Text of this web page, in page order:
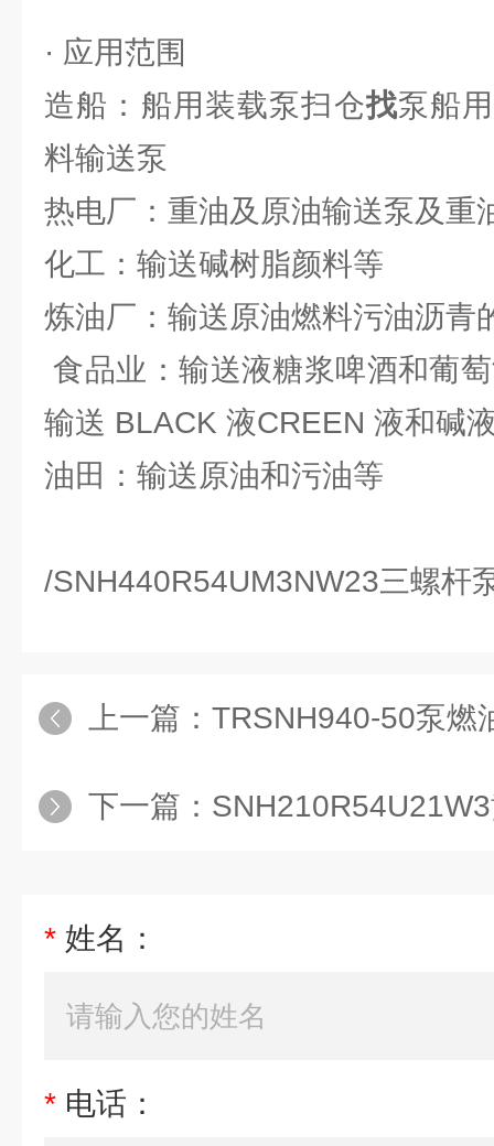
· 应用范围
造船：船用装载泵扫仓找泵船
料输送泵
热电厂：重油及原油输送泵及重
化工：输送碱树脂颜料等
炼油厂：输送原油燃料污油沥青
食品业：输送液糖浆啤酒和葡
输送 BLACK 液CREEN 液和碱
油田：输送原油和污油等
/SNH440R54UM3NW23三螺杆
上一篇： TRSNH940-50泵燃
下一篇：
* 姓名：
* 电话：